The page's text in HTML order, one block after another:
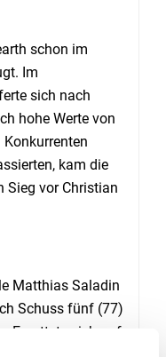
schon im
Im
sich nach
hohe Werte von
kam die
Sieg vor Christian
Matthias Saladin
Schuss fünf (77)
Er rettete sich auf